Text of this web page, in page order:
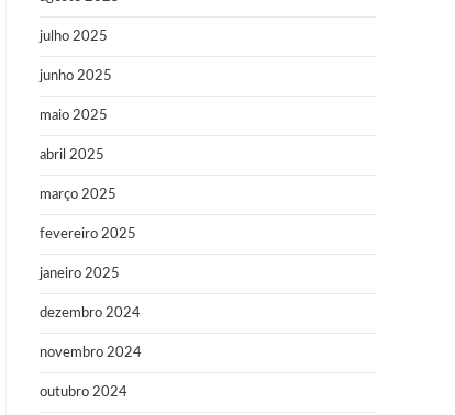
julho 2025
junho 2025
maio 2025
abril 2025
março 2025
fevereiro 2025
janeiro 2025
dezembro 2024
novembro 2024
outubro 2024